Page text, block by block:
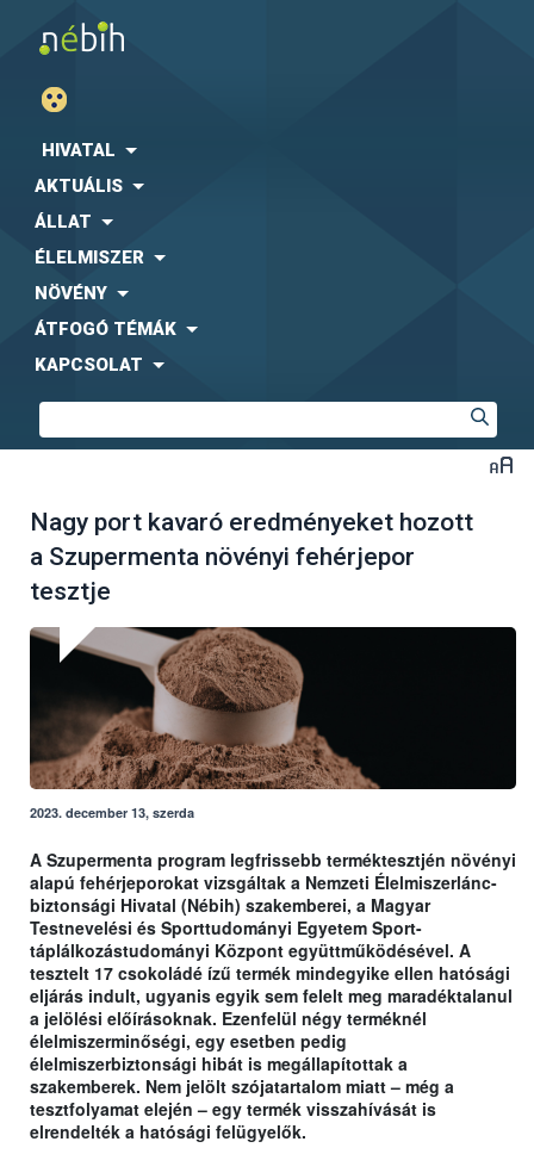
HIVATAL
AKTUÁLIS
ÁLLAT
ÉLELMISZER
NÖVÉNY
ÁTFOGÓ TÉMÁK
KAPCSOLAT
Nagy port kavaró eredményeket hozott
a Szupermenta növényi fehérjepor
tesztje
2023. december 13, szerda
A Szupermenta program legfrissebb terméktesztjén növényi
alapú fehérjeporokat vizsgáltak a Nemzeti Élelmiszerlánc-
biztonsági Hivatal (Nébih) szakemberei, a Magyar
Testnevelési és Sporttudományi Egyetem Sport-
táplálkozástudományi Központ együttműködésével. A
tesztelt 17 csokoládé ízű termék mindegyike ellen hatósági
eljárás indult, ugyanis egyik sem felelt meg maradéktalanul
a jelölési előírásoknak. Ezenfelül négy terméknél
élelmiszerminőségi, egy esetben pedig
élelmiszerbiztonsági hibát is megállapítottak a
szakemberek. Nem jelölt szójatartalom miatt – még a
tesztfolyamat elején – egy termék visszahívását is
elrendelték a hatósági felügyelők.